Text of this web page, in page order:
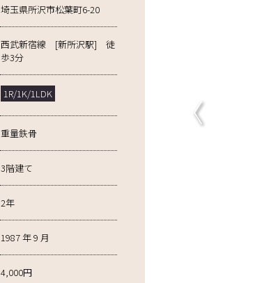
埼玉県所沢市松葉町6-20
西武新宿線 [新所沢駅] 徒
歩3分
1R/1K/1LDK
重量鉄骨
3階建て
2年
1987 年 9 月
4,000円